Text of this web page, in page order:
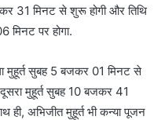
31 मिनट से शुरू होगी और तिथि
मिनट पर होगा.
मुहूर्त सुबह 5 बजकर 01 मिनट से
मुहूर्त सुबह 10 बजकर 41
ही, अभिजीत मुहूर्त भी कन्या पूजन